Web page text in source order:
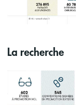
La recherche
Image